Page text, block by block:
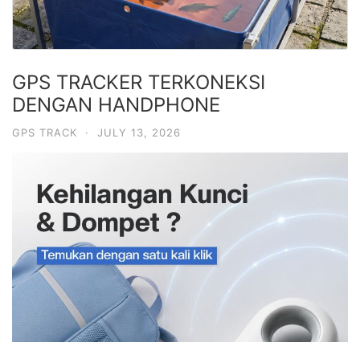
GPS TRACKER TERKONEKSI
DENGAN HANDPHONE
GPS TRACK · JULY 13, 2026